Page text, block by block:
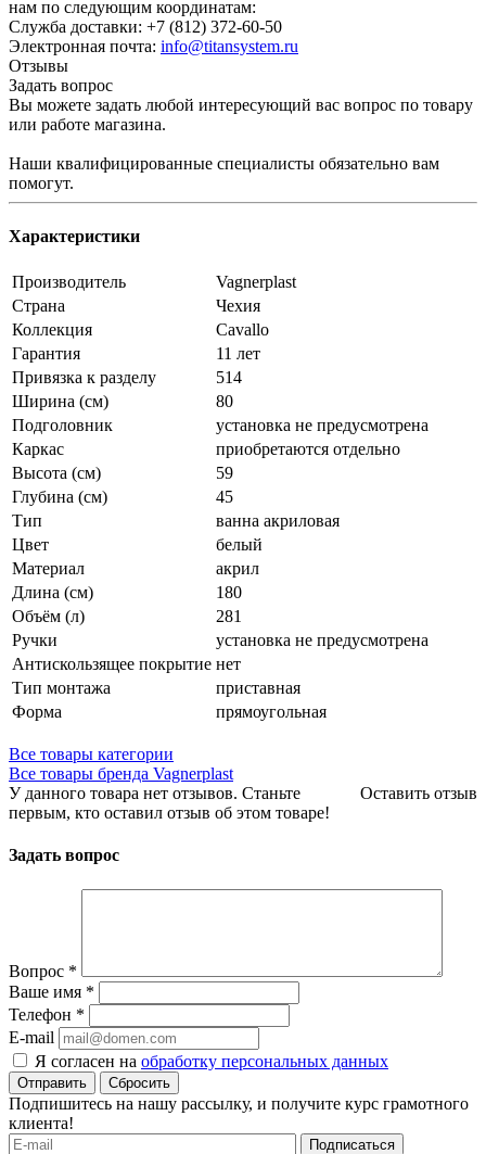
нам по следующим координатам:
Служба доставки: +7 (812) 372-60-50
Электронная почта: info@titansystem.ru
Отзывы
Задать вопрос
Вы можете задать любой интересующий вас вопрос по товару
или работе магазина.
Наши квалифицированные специалисты обязательно вам
помогут.
Характеристики
Производитель
Vagnerplast
Страна
Чехия
Коллекция
Cavallo
Гарантия
11 лет
Привязка к разделу
514
Ширина (см)
80
Подголовник
установка не предусмотрена
Каркас
приобретаются отдельно
Высота (см)
59
Глубина (см)
45
Тип
ванна акриловая
Цвет
белый
Материал
акрил
Длина (см)
180
Объём (л)
281
Ручки
установка не предусмотрена
Антискользящее покрытие нет
Тип монтажа
приставная
Форма
прямоугольная
Все товары категории
Все товары бренда Vagnerplast
Оставить отзыв
У данного товара нет отзывов. Станьте
первым, кто оставил отзыв об этом товаре!
Задать вопрос
Вопрос *
Ваше имя *
Телефон *
E-mail
Я согласен на обработку персональных данных
Сбросить
Подпишитесь на нашу рассылку, и получите курс грамотного
клиента!